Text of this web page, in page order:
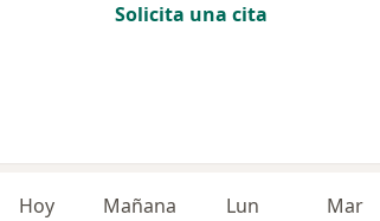
Solicita una cita
Hoy Mañana Lun Mar